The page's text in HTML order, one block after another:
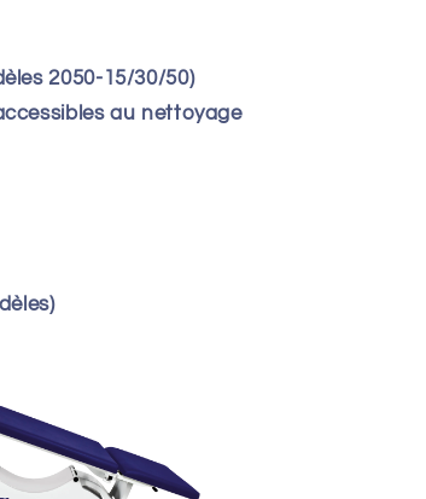
2050-15/30/50)
au nettoyage